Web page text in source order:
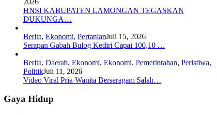
2026
HNSI KABUPATEN LAMONGAN TEGASKAN
DUKUNGA…
Berita, Ekonomi, PertanianJuli 15, 2026
Serapan Gabah Bulog Kediri Capai 100,10 …
Berita, Daerah, Ekonomi, Ekonomi, Pemerintahan, Peristiwa,
PolitikJuli 11, 2026
Video Viral Pria-Wanita Berseragam Salah…
Gaya Hidup